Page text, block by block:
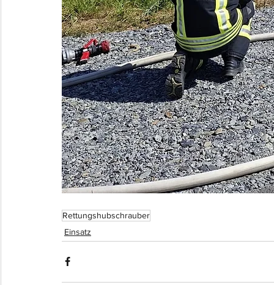
Rettungshubschrauber
Einsatz